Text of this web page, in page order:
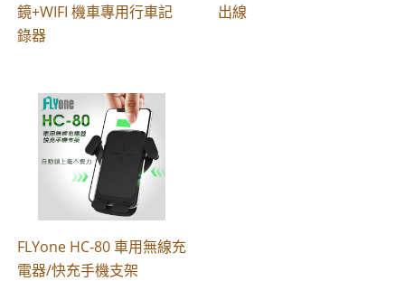
鏡+WIFI 機車專用行車記
錄器
出線
FLYone HC-80 車用無線充
電器/快充手機支架